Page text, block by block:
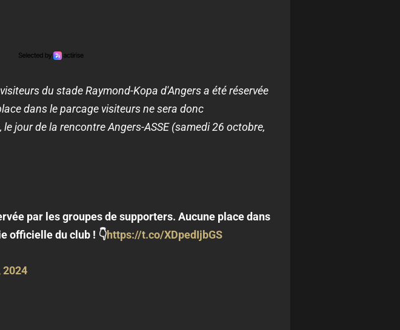
du stade Raymond-Kopa d'Angers a été réservée
dans le parcage visiteurs ne sera donc
jour de la rencontre Angers-ASSE (samedi 26 octobre,
par les groupes de supporters. Aucune place dans
officielle du club ! 👇https://t.co/XDpedIjbGS
2024